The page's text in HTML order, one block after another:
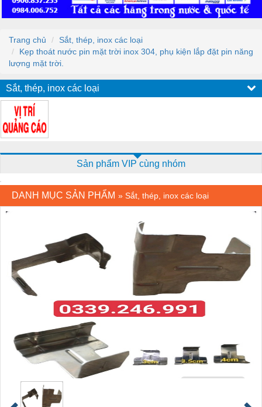
Trang chủ
Sắt, thép, inox các loại
Kẹp thoát nước pin mặt trời inox 304, phụ kiện lắp đặt pin năng
lượng mặt trời.
Sắt, thép, inox các loại
Sản phẩm VIP cùng nhóm
DANH MỤC SẢN PHẨM » Sắt, thép, inox các loại